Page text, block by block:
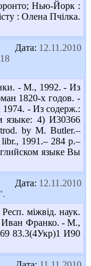
Нью-Йорк :
: Олена Пчілка.
Дата: 12.11.2010
- М., 1992. - Из
1820-х годов. -
- Из содерж.:
языке: 4) И30366
by M. Butler.–
1991.– 284 p.–
языке Вы
Дата: 12.11.2010
міжвід. наук.
Иван Франко. - М.,
83.3(4Укр)1 И90